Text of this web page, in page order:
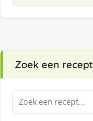
Zoek een recept
Zoeken
naar: